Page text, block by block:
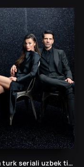
Hukm turk seriali uzbek tilida /Хукм турк сериали ўзбек тилида/ 203. 204. 205. 206. 207. 208. 209. 210. 211. 212. 213. 214. 215 barcha qismlari.